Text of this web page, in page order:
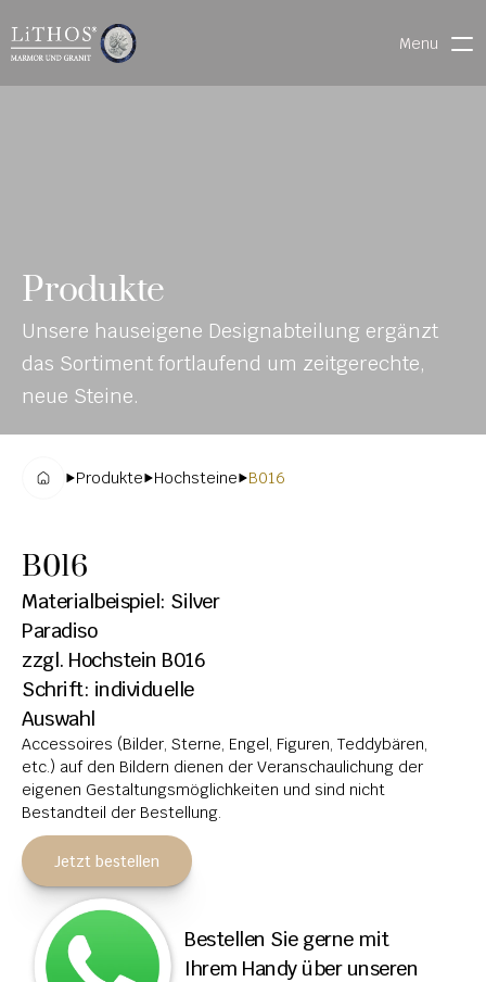
Menu
INE-
KAT
ALO
G
MATERIALIEN
STEINMETZFINDER
3D-KONFIGURATOR
DOWNLOADS
DENKMALE
MAGRADO
KOLUMBARIEN
BREITSTEINE
LIEGESTEINE
URNENANLAGEN
LEUCHTGRABMALE
ACCESSOIRES
KONTAKT
ADRESSEN NIEDERLASSUNGEN
ÖFFNUNGSZEITEN
IMPRESSUM
Produkte
Unsere hauseigene Designabteilung ergänzt
das Sortiment fortlaufend um zeitgerechte,
neue Steine.
Produkte Hochsteine B016
B016
Materialbeispiel: Silver
Paradiso
zzgl. Hochstein B016
Schrift: individuelle
Auswahl
Accessoires (Bilder, Sterne, Engel, Figuren, Teddybären,
etc.) auf den Bildern dienen der Veranschaulichung der
eigenen Gestaltungsmöglichkeiten und sind nicht
Bestandteil der Bestellung.
Jetzt bestellen
Bestellen Sie gerne mit
Ihrem Handy über unseren